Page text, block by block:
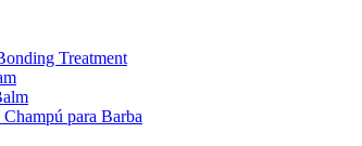
Treatment
para Barba